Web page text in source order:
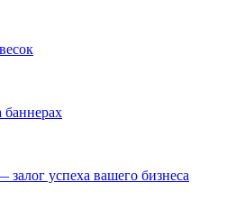
успеха вашего бизнеса